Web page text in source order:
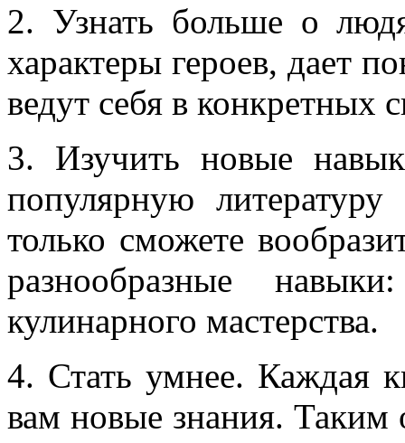
2. Узнать больше о
характеры героев, дает
ведут себя в конкретных
3. Изучить новые
популярную
только сможете
разнообразные
кулинарного мастерства.
4. Стать умнее. Каждая
вам новые знания. Таким